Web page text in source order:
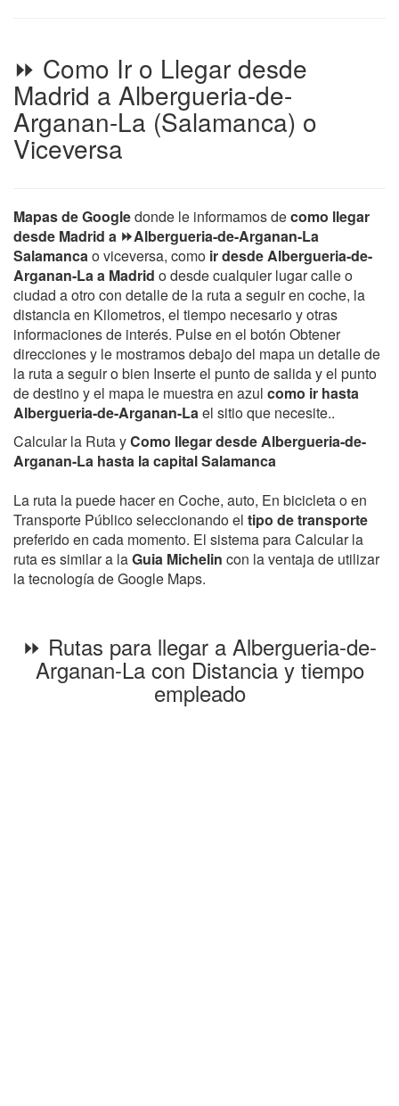
⏩ Como Ir o Llegar desde
Madrid a Albergueria-de-
Arganan-La (Salamanca) o
Viceversa
Mapas de Googledonde le informamos decomo llegar
desde Madrid a ⏩Albergueria-de-Arganan-La
Salamancao viceversa, como ir desde Albergueria-de-
Arganan-La a Madrid o desde cualquier lugar calle o
ciudad a otro con detalle de la ruta a seguir en coche, la
distancia en Kilometros, el tiempo necesario y otras
informaciones de interés. Pulse en el botón Obtener
direcciones y le mostramos debajo del mapa un detalle de
la ruta a seguir o bien Inserte el punto de salida y el punto
de destino y el mapa le muestra en azul como ir hasta
Albergueria-de-Arganan-Lael sitio que necesite..
Calcular la Ruta yComo llegar desde Albergueria-de-
Arganan-La hasta la capital Salamanca
La ruta la puede hacer en Coche, auto, En bicicleta o en
Transporte Público seleccionando el tipo de transporte
preferido en cada momento. El sistema para Calcular la
ruta es similar a laGuia Michelin con la ventaja de utilizar
la tecnología de Google Maps.
⏩ Rutas para llegar a Albergueria-de-
Arganan-La con Distancia y tiempo
empleado